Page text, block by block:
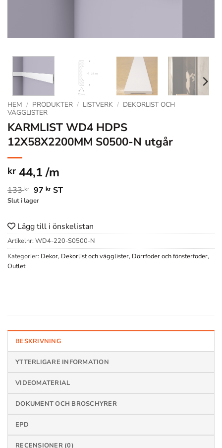
HEM / PRODUKTER / LISTVERK / DEKORLIST OCH
VÄGGLISTER
KARMLIST WD4 HDPS
12X58X2200MM S0500-N utgår
kr 44,1 /m
133kr Det
ursprungliga
var:
133 kr.
97 krDet
är:
97 kr.
ST
Slut i lager
Lägg till i önskelistan
Artikelnr: WD4-220-S0500-N
Kategorier: Dekor, Dekorlist och vägglister, Dörrfoder och fönsterfoder,
Outlet
BESKRIVNING
YTTERLIGARE INFORMATION
VIDEOMATERIAL
DOKUMENT OCH BROSCHYRER
EPD
RECENSIONER (0)